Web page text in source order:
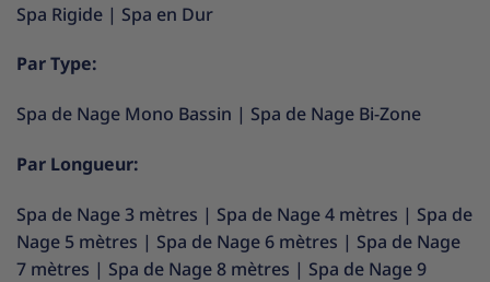
Spa Rigide | Spa en Dur
Par Type:
Spa de Nage Mono Bassin | Spa de Nage Bi-Zone
Par Longueur:
Spa de Nage 3 mètres | Spa de Nage 4 mètres | Spa de
Nage 5 mètres | Spa de Nage 6 mètres | Spa de Nage
7 mètres | Spa de Nage 8 mètres | Spa de Nage 9